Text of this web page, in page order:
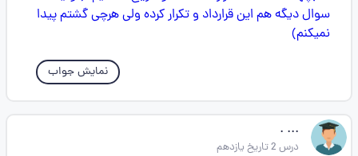
نمایش جواب
... .
درس 2 تاریخ یازدهم